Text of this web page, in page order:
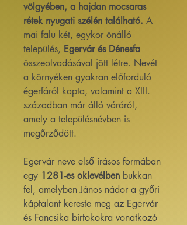
völgyében, a hajdan mocsaras
rétek nyugati szélén található. A
mai falu két, egykor önálló
település, Egervár és Dénesfa
összeolvadásával jött létre. Nevét
a környéken gyakran előforduló
égerfáról kapta, valamint a XIII.
században már álló váráról,
amely a településnévben is
megőrződött.
Egervár neve első írásos formában
egy 1281-es oklevélben bukkan
fel, amelyben János nádor a győri
káptalant kereste meg az Egervár
és Fancsika birtokokra vonatkozó